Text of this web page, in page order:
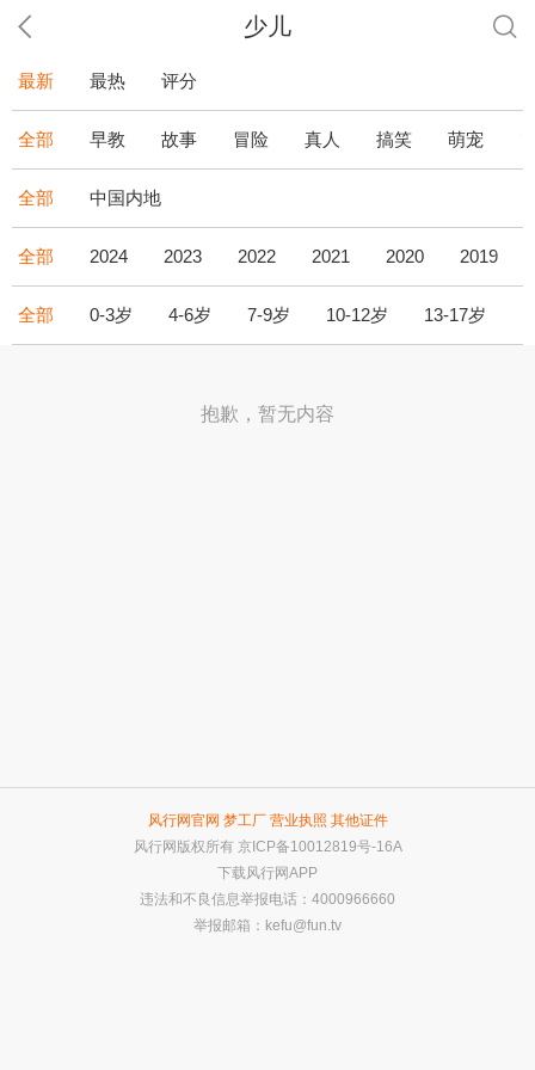
少儿
最新 最热 评分
全部 早教 故事 冒险 真人 搞笑 萌宠
全部 中国内地
全部 2024 2023 2022 2021 2020 2019
全部 0-3岁 4-6岁 7-9岁 10-12岁 13-17岁
抱歉，暂无内容
风行网官网 梦工厂 营业执照 其他证件
风行网版权所有 京ICP备10012819号-16A
下载风行网APP
违法和不良信息举报电话：4000966660
举报邮箱： kefu@fun.tv